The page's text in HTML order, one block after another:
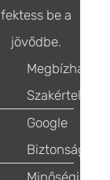
fektess be a
jövődbe.
Megbízható
Szakértelem
Google
Biztonság
Minőségi